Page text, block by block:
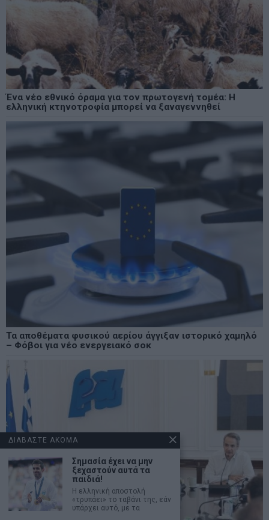
Ένα νέο εθνικό όραμα για τον πρωτογενή τομέα: Η
ελληνική κτηνοτροφία μπορεί να ξαναγεννηθεί
Τα αποθέματα φυσικού αερίου άγγιξαν ιστορικό χαμηλό
– Φόβοι για νέο ενεργειακό σοκ
ΔΙΑΒΑΣΤΕ ΑΚΟΜΑ
Σημασία έχει να μην
ξεχαστούν αυτά τα
παιδιά!
Η ελληνική αποστολή
«τρυπάει» το ταβάνι της, εάν
υπάρχει αυτό, με τα